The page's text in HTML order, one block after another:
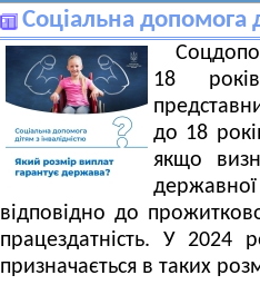
Соціальна допомога
18
до 18
якщо
державної
відповідно до
працездатність. У 2024
призначається в таких